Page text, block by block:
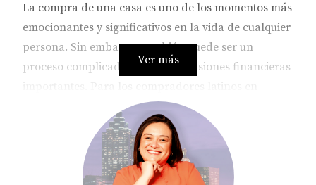
La compra de una casa es uno de los momentos más
emocionantes y significativos en la vida de cualquier
persona. Sin embargo, también puede ser un
proceso complicado, lleno de decisiones financieras
Georgia, entender las deducciones fiscales
disponibles puede ser la clave para hacer que este
sueño se convierta en realidad sin comprometer tus
finanzas. En este artículo, desglosaremos las
Ver más